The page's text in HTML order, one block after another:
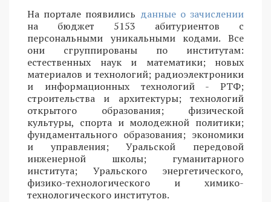
На портале появились данные о зачислении
на бюджет 5153 абитуриентов с
персональными уникальными кодами. Все
они сгруппированы по институтам:
естественных наук и математики; новых
материалов и технологий; радиоэлектроники
и информационных технологий - РТФ;
строительства и архитектуры; технологий
открытого образования; физической
культуры, спорта и молодежной политики;
фундаментального образования; экономики
и управления; Уральской передовой
инженерной школы; гуманитарного
института; Уральского энергетического,
физико-технологического и химико-
технологического институтов.